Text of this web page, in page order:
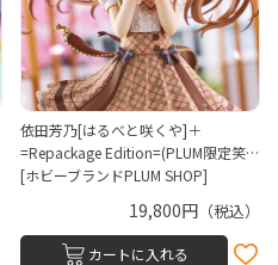
依田芳乃[はるべと咲くや]＋
=Repackage Edition=(PLUM限定笑…
[ホビーブランドPLUM SHOP]
19,800円 （税込）
カートに入れる